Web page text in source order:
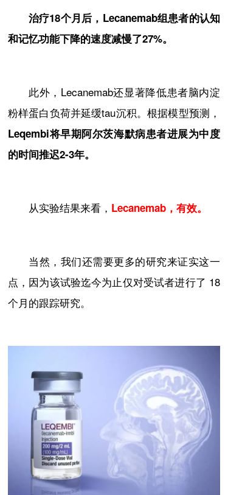
治疗18个月后，Lecanemab组患者的认知
和记忆功能下降的速度减慢了27%。
此外，Lecanemab还显著降低患者脑内淀
粉样蛋白负荷并延缓tau沉积。根据模型预测，
Leqembi将早期阿尔茨海默病患者进展为中度
的时间推迟2-3年。
从实验结果来看， Lecanemab，有效。
当然，我们还需要更多的研究来证实这一
点，因为该试验迄今为止仅对受试者进行了 18
个月的跟踪研究。